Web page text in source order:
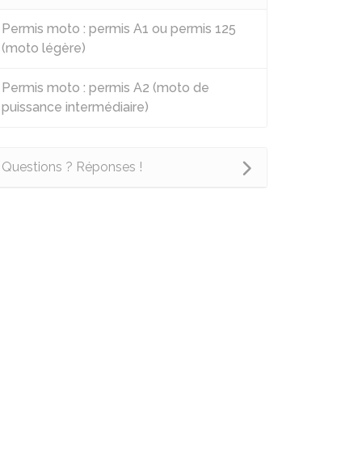
Permis moto : permis A1 ou permis 125
(moto légère)
Permis moto : permis A2 (moto de
puissance intermédiaire)
Questions ? Réponses !